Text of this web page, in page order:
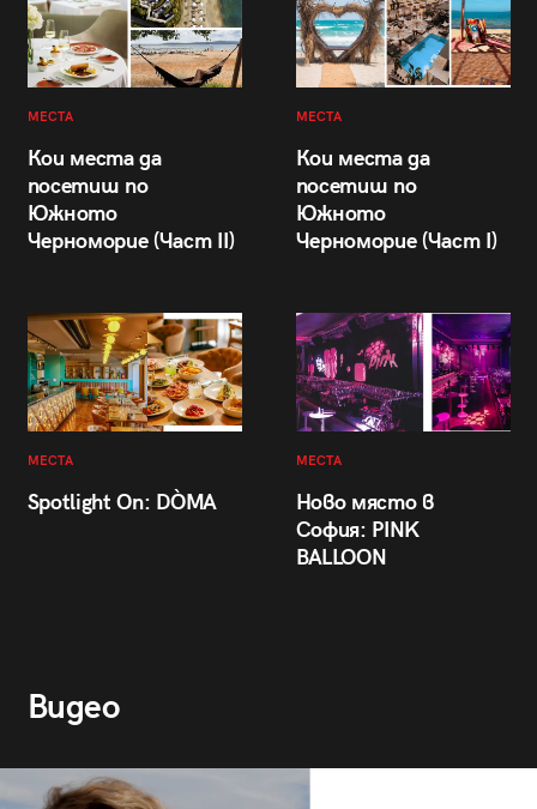
МЕСТА
Кои места да
посетиш по
Южното
Черноморие (Част II)
МЕСТА
Кои места да
посетиш по
Южното
Черноморие (Част I)
МЕСТА
Spotlight On: DÒMA
МЕСТА
Ново място в
София: PINK
BALLOON
Видео